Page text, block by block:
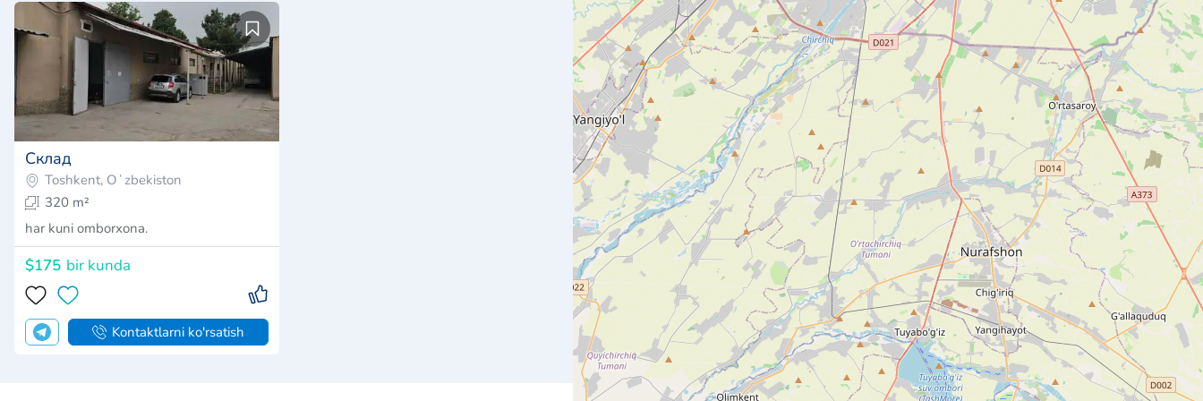
Склад
Toshkent, Oʻzbekiston
320 m²
har kuni omborxona.
$175 bir kunda
Kontaktlarni ko'rsatish